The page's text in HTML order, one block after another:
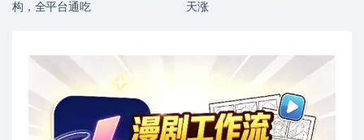
构，全平台通吃
天涨